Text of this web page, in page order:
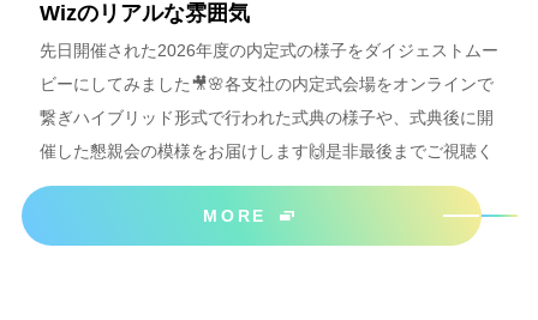
Wizのリアルな雰囲気
先日開催された2026年度の内定式の様子をダイジェストムー
ビーにしてみました🎥🌸各支社の内定式会場をオンラインで
繋ぎハイブリッド形式で行われた式典の様子や、式典後に開
催した懇親会の模様をお届けします🙌是非最後までご視聴く
ださいね＾＾
MORE